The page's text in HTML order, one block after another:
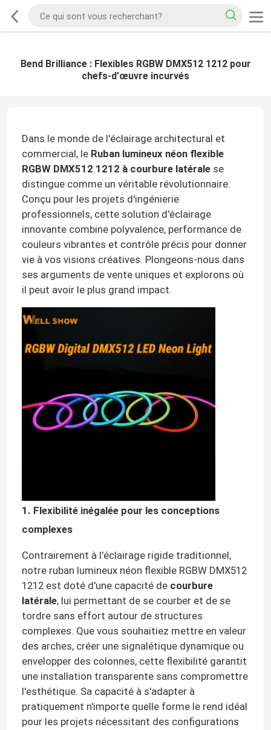
Bend Brilliance : Flexibles RGBW DMX512 1212 pour
chefs-d'œuvre incurvés
Dans le monde de l'éclairage architectural et
commercial, le Ruban lumineux néon flexible
RGBW DMX512 1212 à courbure latéralese
distingue comme un véritable révolutionnaire.
Conçu pour les projets d'ingénierie
professionnels, cette solution d'éclairage
innovante combine polyvalence, performance de
couleurs vibrantes et contrôle précis pour donner
vie à vos visions créatives. Plongeons-nous dans
ses arguments de vente uniques et explorons où
il peut avoir le plus grand impact.
1. Flexibilité inégalée pour les conceptions
complexes
Contrairement à l'éclairage rigide traditionnel,
notre ruban lumineux néon flexible RGBW DMX512
1212 est doté d'une capacité de courbure
latérale, lui permettant de se courber et de se
tordre sans effort autour de structures
complexes. Que vous souhaitiez mettre en valeur
des arches, créer une signalétique dynamique ou
envelopper des colonnes, cette flexibilité garantit
une installation transparente sans compromettre
l'esthétique. Sa capacité à s'adapter à
pratiquement n'importe quelle forme le rend idéal
pour les projets nécessitant des configurations